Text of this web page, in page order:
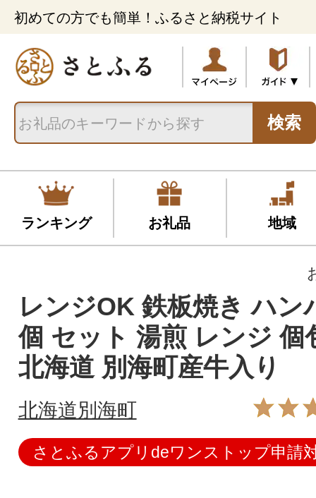
初めての方でも簡単！ふるさと納税サイト
検索
ランキング お礼品 地域
レンジOK 鉄板焼き ハン
個 セット 湯煎 レンジ 個
北海道 別海町産牛入り
北海道別海町
さとふるアプリdeワンストップ申請